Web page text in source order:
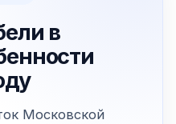
в
Московской